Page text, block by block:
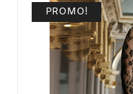
PROMO!